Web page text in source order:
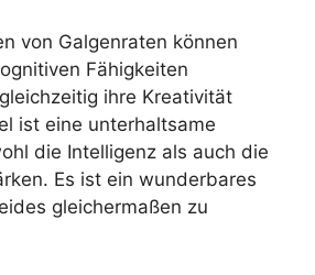
von Galgenraten können
Fähigkeiten
ihre Kreativität
ist eine unterhaltsame
die Intelligenz als auch die
Es ist ein wunderbares
gleichermaßen zu